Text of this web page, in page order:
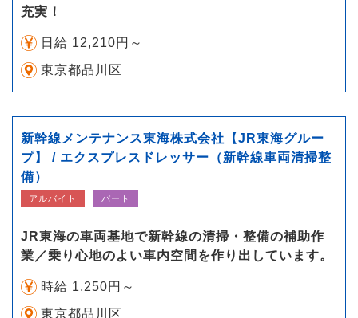
充実！
日給 12,210円～
東京都品川区
新幹線メンテナンス東海株式会社【JR東海グルー
プ】 / エクスプレスドレッサー（新幹線車両清掃整
備）
アルバイト パート
JR東海の車両基地で新幹線の清掃・整備の補助作
業／乗り心地のよい車内空間を作り出しています。
時給 1,250円～
東京都品川区